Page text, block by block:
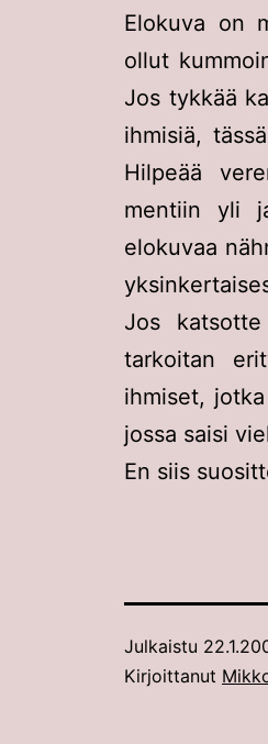
Elokuva on
ollut
Jos tykkää
ihmisiä,
Hilpeää
mentiin yli
elokuvaa
Jos
tarkoitan
ihmiset,
jossa saisi
En siis
Julkaistu
Kirjoittanut